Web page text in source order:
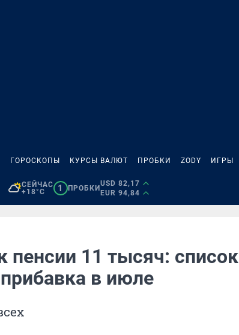
ГОРОСКОПЫ КУРСЫ ВАЛЮТ ПРОБКИ ZODY ИГРЫ
СЕЙЧАС
+18°C
1 ПРОБКИ
USD 82,17
EUR 94,84
пенсии 11 тысяч: список
в июле